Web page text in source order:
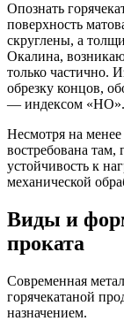
Опознать
поверхность
скруглены, а
Окалина,
только частично.
обрезку концов,
— индексом «НО».
Несмотря на менее
востребована там,
устойчивость к
механической
Виды и
проката
Современная
горячекатаной
назначением.